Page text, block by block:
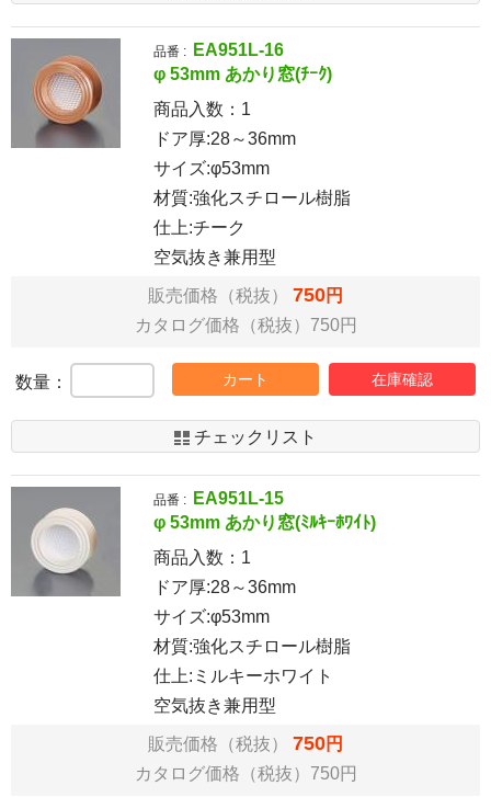
品番 :
EA951L-16
φ 53mm あかり窓(ﾁｰｸ)
商品入数： 1
ドア厚:28～36mm
サイズ:φ53mm
材質:強化スチロール樹脂
仕上:チーク
空気抜き兼用型
販売価格（税抜） 750円
カタログ価格（税抜）750円
数量： カート 在庫確認
チェックリスト
品番 :
EA951L-15
φ 53mm あかり窓(ﾐﾙｷｰﾎﾜｲﾄ)
商品入数： 1
ドア厚:28～36mm
サイズ:φ53mm
材質:強化スチロール樹脂
仕上:ミルキーホワイト
空気抜き兼用型
販売価格（税抜） 750円
カタログ価格（税抜）750円